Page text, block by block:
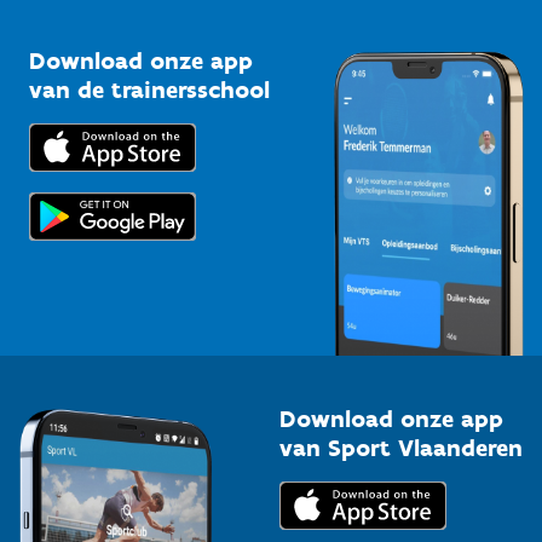
Bedrijven
Trainers en begeleiders
Topsporters
Kennisplatform
Downloads
Voor de pers
Download onze app
van de trainersschool
Download onze app
van Sport Vlaanderen